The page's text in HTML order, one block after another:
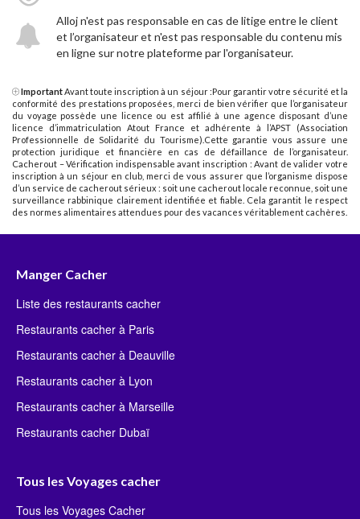
Alloj n'est pas responsable en cas de litige entre le client
et l’organisateur et n'est pas responsable du contenu mis
en ligne sur notre plateforme par l'organisateur.
ImportantAvant toute inscription à un séjour :Pour garantir votre sécurité et la
conformité des prestations proposées, merci de bien vérifier que l’organisateur
du voyage possède une licence ou est affilié à une agence disposant d’une
licence d’immatriculation Atout France et adhérente à l’APST (Association
Professionnelle de Solidarité du Tourisme).Cette garantie vous assure une
protection juridique et financière en cas de défaillance de l’organisateur.
Cacherout – Vérification indispensable avant inscription : Avant de valider votre
inscription à un séjour en club, merci de vous assurer que l’organisme dispose
d’un service de cacherout sérieux : soit une cacherout locale reconnue, soit une
surveillance rabbinique clairement identifiée et fiable. Cela garantit le respect
des normes alimentaires attendues pour des vacances véritablement cachères.
Manger Cacher
Liste des restaurants cacher
Restaurants cacher à Paris
Restaurants cacher à Deauville
Restaurants cacher à Lyon
Restaurants cacher à Marseille
Restaurants cacher Dubaï
Tous les Voyages cacher
Tous les Voyages Cacher